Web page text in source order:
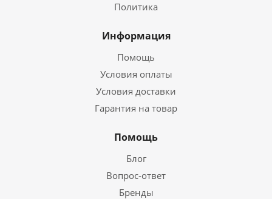
Политика
Информация
Помощь
Условия оплаты
Условия доставки
Гарантия на товар
Помощь
Блог
Вопрос-ответ
Бренды